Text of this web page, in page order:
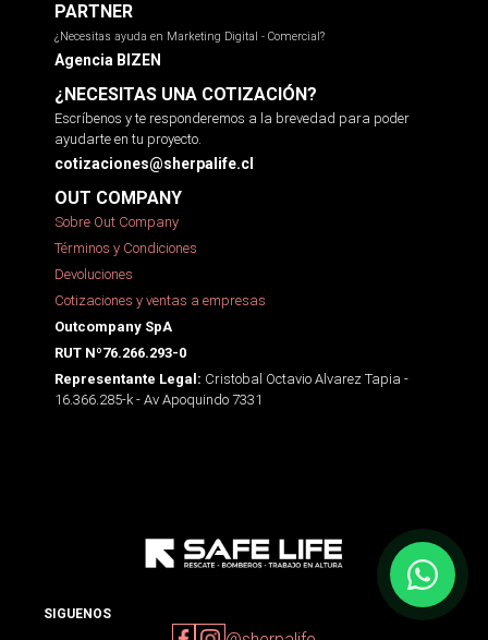
PARTNER
¿Necesitas ayuda en Marketing Digital - Comercial?
Agencia BIZEN
¿NECESITAS UNA COTIZACIÓN?
Escríbenos y te responderemos a la brevedad para poder
ayudarte en tu proyecto.
cotizaciones@sherpalife.cl
OUT COMPANY
Sobre Out Company
Términos y Condiciones
Devoluciones
Cotizaciones y ventas a empresas
Outcompany SpA
RUT Nº76.266.293-0
Representante Legal: Cristobal Octavio Alvarez Tapia -
16.366.285-k - Av Apoquindo 7331
SIGUENOS